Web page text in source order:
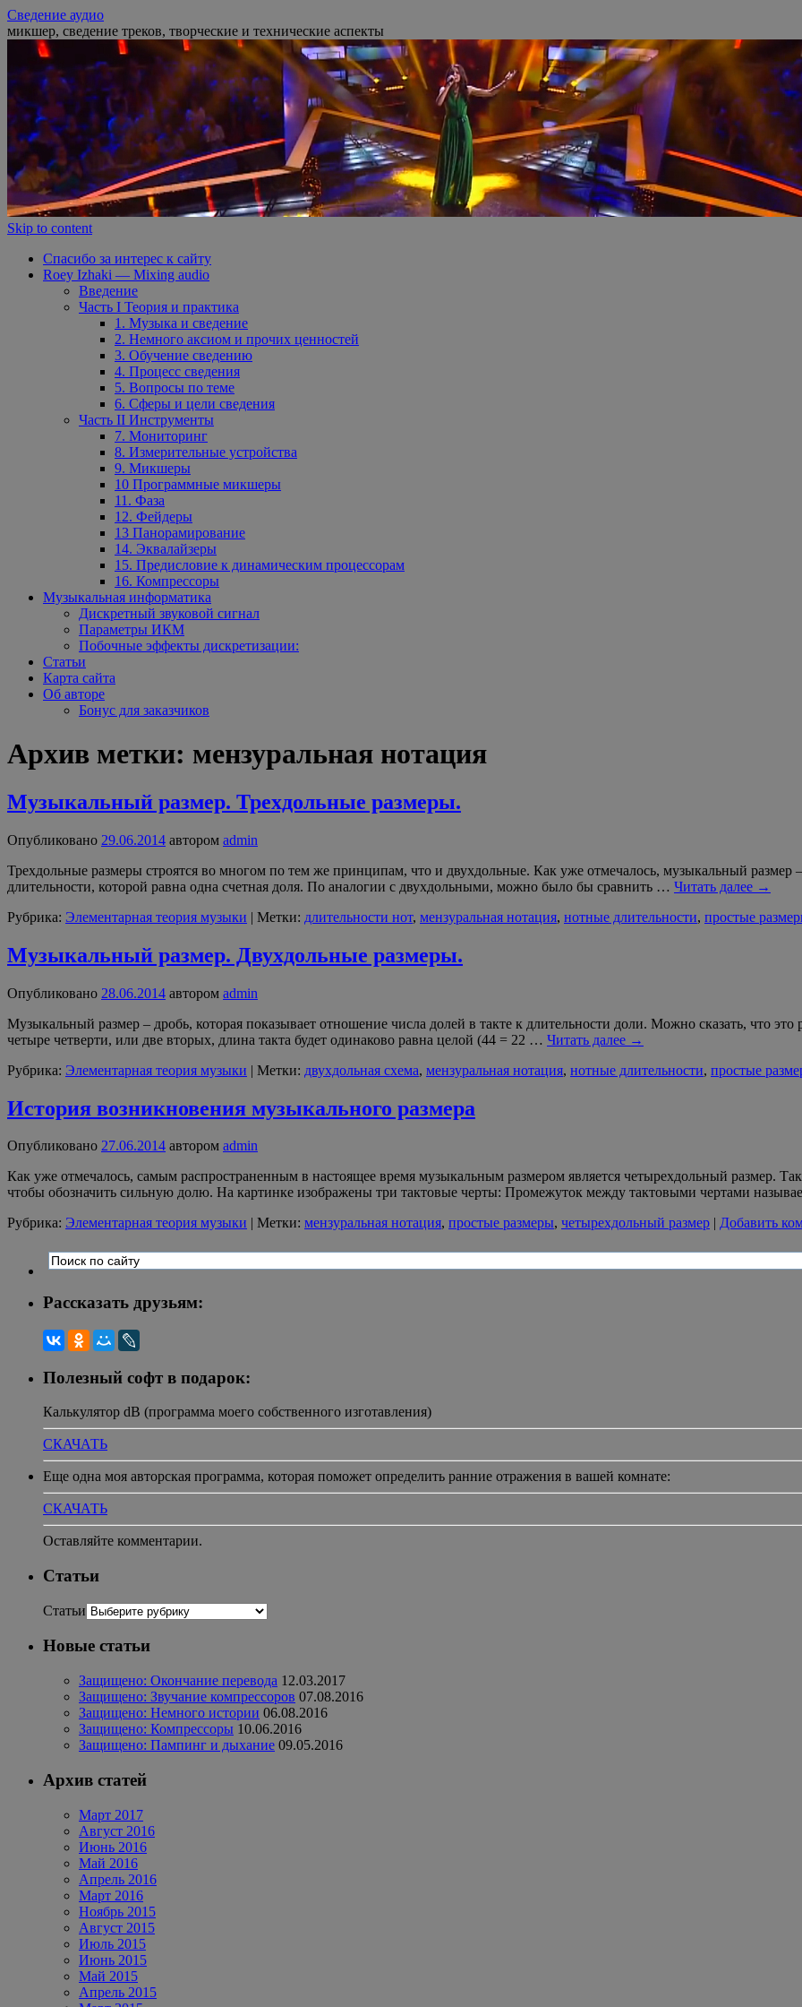
Сведение аудио
микшер, сведение треков, творческие и технические аспекты
Skip to content
Спасибо за интерес к сайту
Roey Izhaki — Mixing audio
Введение
Часть I Теория и практика
1. Музыка и сведение
2. Немного аксиом и прочих ценностей
3. Обучение сведению
4. Процесс сведения
5. Вопросы по теме
6. Сферы и цели сведения
Часть II Инструменты
7. Мониторинг
8. Измерительные устройства
9. Микшеры
10 Программные микшеры
11. Фаза
12. Фейдеры
13 Панорамирование
14. Эквалайзеры
15. Предисловие к динамическим процессорам
16. Компрессоры
Музыкальная информатика
Дискретный звуковой сигнал
Параметры ИКМ
Побочные эффекты дискретизации:
Статьи
Карта сайта
Об авторе
Бонус для заказчиков
Архив метки: мензуральная нотация
Музыкальный размер. Трехдольные размеры.
Опубликовано 29.06.2014 автором admin
Трехдольные размеры строятся во многом по тем же принципам, что и двухдольные. Как уже отмечалось, музыкальный размер
длительности, которой равна одна счетная доля. По аналогии с двухдольными, можно было бы сравнить … Читать далее →
Рубрика: Элементарная теория музыки | Метки: длительности нот, мензуральная нотация, нотные длительности, простые
Музыкальный размер. Двухдольные размеры.
Опубликовано 28.06.2014 автором admin
Музыкальный размер – дробь, которая показывает отношение числа долей в такте к длительности доли. Можно сказать, что это
четыре четверти, или две вторых, длина такта будет одинаково равна целой (44 = 22 … Читать далее →
Рубрика: Элементарная теория музыки | Метки: двухдольная схема, мензуральная нотация, нотные длительности, простые
История возникновения музыкального размера
Опубликовано 27.06.2014 автором admin
Как уже отмечалось, самым распространенным в настоящее время музыкальным размером является четырехдольный размер.
чтобы обозначить сильную долю. На картинке изображены три тактовые черты: Промежуток между тактовыми чертами
Рубрика: Элементарная теория музыки | Метки: мензуральная нотация, простые размеры, четырехдольный размер | Добавить
Рассказать друзьям:
Полезный софт в подарок:
Калькулятор dB (программа моего собственного изготавления)
СКАЧАТЬ
Еще одна моя авторская программа, которая поможет определить ранние отражения в вашей комнате:
СКАЧАТЬ
Оставляйте комментарии.
Статьи
Статьи
Новые статьи
Защищено: Окончание перевода 12.03.2017
Защищено: Звучание компрессоров 07.08.2016
Защищено: Немного истории 06.08.2016
Защищено: Компрессоры 10.06.2016
Защищено: Пампинг и дыхание 09.05.2016
Архив статей
Март 2017
Август 2016
Июнь 2016
Май 2016
Апрель 2016
Март 2016
Ноябрь 2015
Август 2015
Июль 2015
Июнь 2015
Май 2015
Апрель 2015